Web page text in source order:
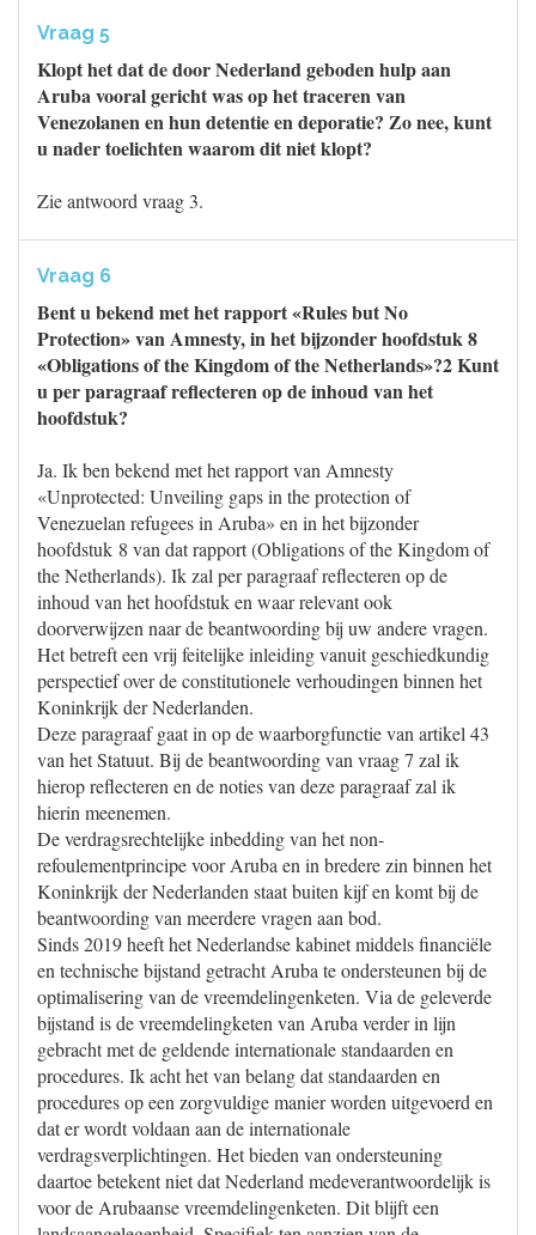
Vraag 5
Klopt het dat de door Nederland geboden hulp aan
Aruba vooral gericht was op het traceren van
Venezolanen en hun detentie en deporatie? Zo nee, kunt
u nader toelichten waarom dit niet klopt?
Zie antwoord vraag 3.
Vraag 6
Bent u bekend met het rapport «Rules but No
Protection» van Amnesty, in het bijzonder hoofdstuk 8
«Obligations of the Kingdom of the Netherlands»?2 Kunt
u per paragraaf reflecteren op de inhoud van het
hoofdstuk?
Ja. Ik ben bekend met het rapport van Amnesty
«Unprotected: Unveiling gaps in the protection of
Venezuelan refugees in Aruba» en in het bijzonder
hoofdstuk 8 van dat rapport (Obligations of the Kingdom of
the Netherlands). Ik zal per paragraaf reflecteren op de
inhoud van het hoofdstuk en waar relevant ook
doorverwijzen naar de beantwoording bij uw andere vragen.
Het betreft een vrij feitelijke inleiding vanuit geschiedkundig
perspectief over de constitutionele verhoudingen binnen het
Koninkrijk der Nederlanden.
Deze paragraaf gaat in op de waarborgfunctie van artikel 43
van het Statuut. Bij de beantwoording van vraag 7 zal ik
hierop reflecteren en de noties van deze paragraaf zal ik
hierin meenemen.
De verdragsrechtelijke inbedding van het non-
refoulementprincipe voor Aruba en in bredere zin binnen het
Koninkrijk der Nederlanden staat buiten kijf en komt bij de
beantwoording van meerdere vragen aan bod.
Sinds 2019 heeft het Nederlandse kabinet middels financiële
en technische bijstand getracht Aruba te ondersteunen bij de
optimalisering van de vreemdelingenketen. Via de geleverde
bijstand is de vreemdelingketen van Aruba verder in lijn
gebracht met de geldende internationale standaarden en
procedures. Ik acht het van belang dat standaarden en
procedures op een zorgvuldige manier worden uitgevoerd en
dat er wordt voldaan aan de internationale
verdragsverplichtingen. Het bieden van ondersteuning
daartoe betekent niet dat Nederland medeverantwoordelijk is
voor de Arubaanse vreemdelingenketen. Dit blijft een